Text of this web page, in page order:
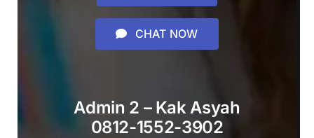
CHAT NOW
Admin 2 – Kak Asyah
0812-1552-3902